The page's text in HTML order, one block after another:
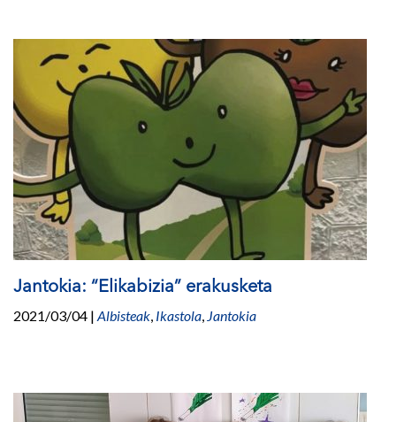
Jantokia: “Elikabizia” erakusketa
2021/03/04 | Albisteak, Ikastola, Jantokia